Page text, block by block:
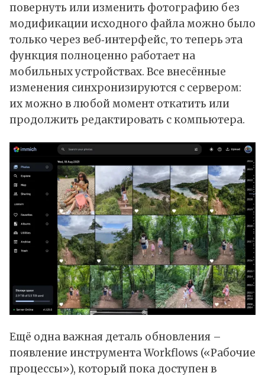
повернуть или изменить фотографию без
модификации исходного файла можно было
только через веб‑интерфейс, то теперь эта
функция полноценно работает на
мобильных устройствах. Все внесённые
изменения синхронизируются с сервером:
их можно в любой момент откатить или
продолжить редактировать с компьютера.
Ещё одна важная деталь обновления –
появление инструмента Workflows («Рабочие
процессы»), который пока доступен в